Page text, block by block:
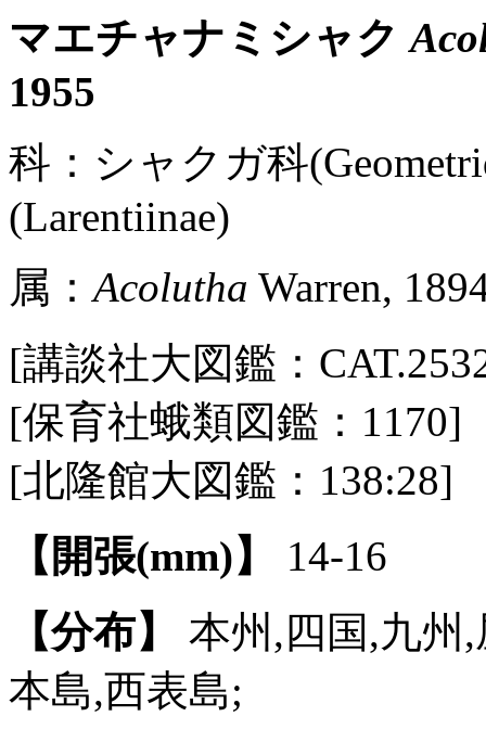
マエチャナミシャク
1955
科：シャクガ科
(Larentiinae)
属：Acolutha Warren,
[講談社大図鑑：
[保育社蛾類図鑑：1170]
[北隆館大図鑑：138:28]
【開張(mm)】
14-16
【分布】
本州,四国,九州
本島,西表島;